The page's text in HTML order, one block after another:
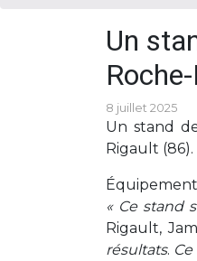
Un
8 juillet 2025
Un stand
Rigault (86).
« Ce stand
Rigault,
résultats.